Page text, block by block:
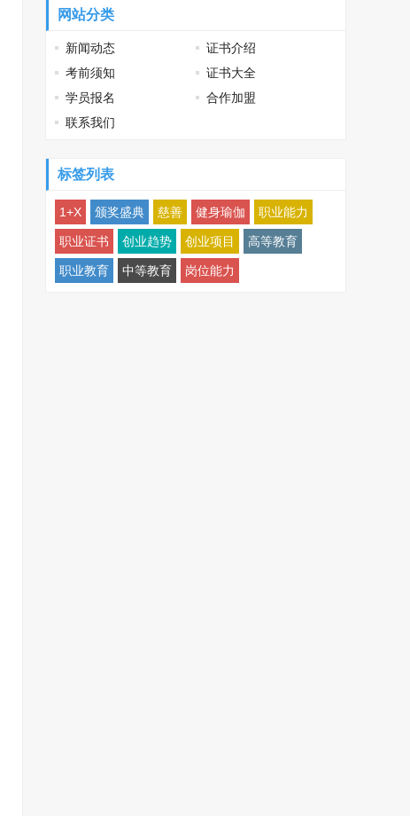
网站分类
新闻动态
证书介绍
考前须知
证书大全
学员报名
合作加盟
联系我们
标签列表
1+X 颁奖盛典 慈善 健身瑜伽 职业能力
职业证书 创业趋势 创业项目 高等教育
职业教育 中等教育 岗位能力